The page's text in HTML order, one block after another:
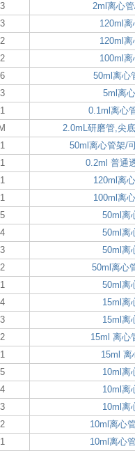
2ml离心
120ml
120ml
100ml
50ml离心
5ml离
0.1ml离心
2.0mL研磨管,尖
50ml离心管架/
0.2ml 普通
120ml离
100ml离
50ml离
50ml离
50ml离
50ml离心
50ml离
15ml离
15ml离
15ml 离心
15ml 离
10ml离
10ml离
10ml离
10ml离心
10ml离心